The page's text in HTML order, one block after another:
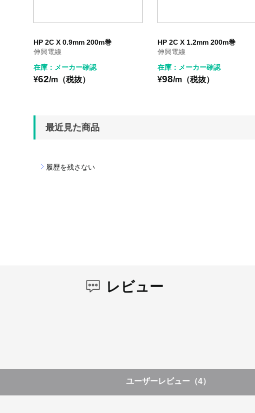
HP 2C X 0.9mm 200m巻
伸興電線
在庫：メーカー確認
¥62/m（税抜）
HP 2C X 1.2mm 200m巻
伸興電線
在庫：メーカー確認
¥98/m（税抜）
最近見た商品
履歴を残さない
レビュー
ユーザーレビュー （4）